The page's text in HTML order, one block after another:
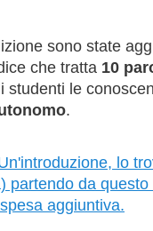
sono state
che tratta 10
studenti le
.
lo
partendo da
aggiuntiva.